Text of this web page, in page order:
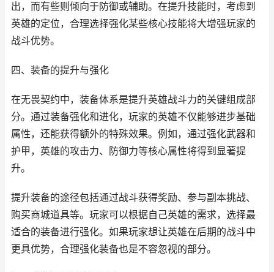
出，而有些则倾向于防御或辅助。在提升技能时，考虑到
英雄的定位，合理选择强化某些核心技能将大增强玩家的
战斗优势。
四、装备的提升与强化
在无畏契约中，装备体系是提升英雄战斗力的关键组成部
分。通过装备强化和进化，玩家的英雄不仅能够进步基础
属性，还能获得额外的特殊效果。例如，通过强化武器和
护甲，英雄的攻击力、防御力等核心属性将得到显著提
升。
提升装备的途径包括通过战斗获得奖励、参与副本挑战、
购买商城道具等。玩家可以根据自己英雄的需求，选择最
适合的装备进行强化。如果玩家想让英雄在后期的战斗中
更具优势，合理强化装备也是不容忽视的部分。